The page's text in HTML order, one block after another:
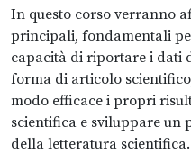
In questo corso verranno
principali, fondamentali
capacità di riportare i dati
forma di articolo
modo efficace i propri
scientifica e sviluppare un
della letteratura scientifica.